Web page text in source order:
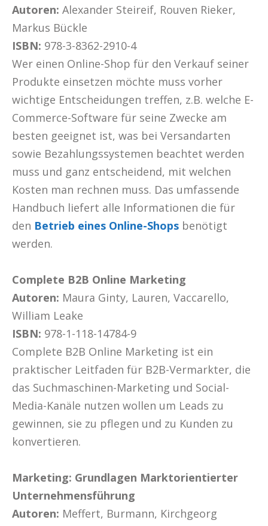
Autoren: Alexander Steireif, Rouven Rieker,
Markus Bückle
ISBN: 978-3-8362-2910-4
Wer einen Online-Shop für den Verkauf seiner
Produkte einsetzen möchte muss vorher
wichtige Entscheidungen treffen, z.B. welche E-
Commerce-Software für seine Zwecke am
besten geeignet ist, was bei Versandarten
sowie Bezahlungssystemen beachtet werden
muss und ganz entscheidend, mit welchen
Kosten man rechnen muss. Das umfassende
Handbuch liefert alle Informationen die für
den Betrieb eines Online-Shops benötigt
werden.
Complete B2B Online Marketing
Autoren: Maura Ginty, Lauren, Vaccarello,
William Leake
ISBN: 978-1-118-14784-9
Complete B2B Online Marketing ist ein
praktischer Leitfaden für B2B-Vermarkter, die
das Suchmaschinen-Marketing und Social-
Media-Kanäle nutzen wollen um Leads zu
gewinnen, sie zu pflegen und zu Kunden zu
konvertieren.
Marketing: Grundlagen Marktorientierter
Unternehmensführung
Autoren: Meffert, Burmann, Kirchgeorg